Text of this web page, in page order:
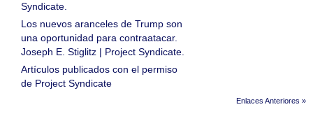
Syndicate.
Los nuevos aranceles de Trump son
una oportunidad para contraatacar.
Joseph E. Stiglitz | Project Syndicate.
Artículos publicados con el permiso
de Project Syndicate
Enlaces Anteriores »